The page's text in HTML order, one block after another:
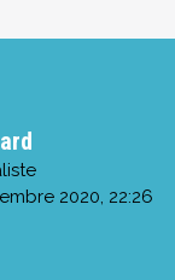
2020, 22:26